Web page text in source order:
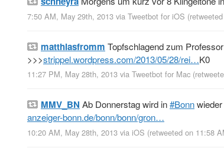
7:50 AM, May 29th, 2013 via Tweetbot for iOS
matthiasfromm Topfschlagend zum
>>>strippel.wordpress.com/2013/05/28/rei…K0
11:27 PM, May 28th, 2013 via Tweetbot for Mac
MMV_BN Ab Donnerstag wird in#Bonn
anzeiger-bonn.de/bonn/bonn/gron…
10:20 AM, May 28th, 2013 via iOS (retweeted on 11:58